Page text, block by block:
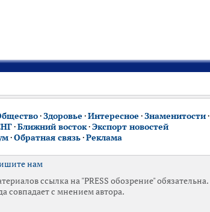
·Здоровье ·Интересное ·Знаменитости·
·Ближний восток·Экспорт новостей
·Обратная связь·Реклама
нам
ссылка на "PRESS обозрение" обязательна.
совпадает с мнением автора.